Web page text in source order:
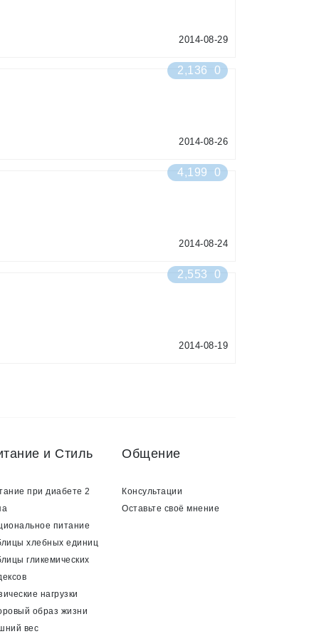
2014-08-29
2,136 0
2014-08-26
4,199 0
2014-08-24
2,553 0
2014-08-19
и Стиль
при диабете 2
питание
хлебных единиц
гликемических
нагрузки
образ жизни
вес
Общение
Консультации
Оставьте своё мнение